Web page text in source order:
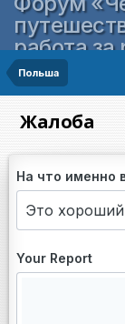
работа
Польша
Жалоба
На что именно
Your Report